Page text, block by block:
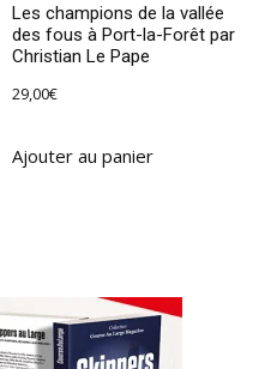
Les champions de la vallée
des fous à Port-la-Forêt par
Christian Le Pape
29,00€
Ajouter au panier